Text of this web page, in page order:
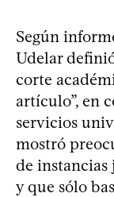
Según
Udelar
corte
artículo”, en
servicios
mostró
de instancias
y que sólo